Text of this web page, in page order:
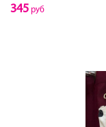
345 руб